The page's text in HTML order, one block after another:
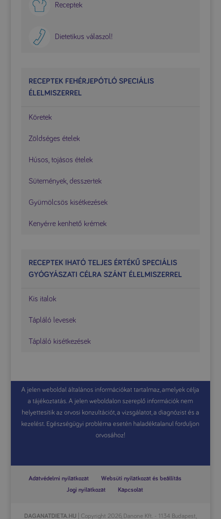
Receptek
Dietetikus válaszol!
RECEPTEK FEHÉRJEPÓTLÓ SPECIÁLIS
ÉLELMISZERREL
Köretek
Zöldséges ételek
Húsos, tojásos ételek
Sütemények, desszertek
Gyümölcsös kisétkezések
Kenyérre kenhető krémek
RECEPTEK IHATÓ TELJES ÉRTÉKŰ SPECIÁLIS
GYÓGYÁSZATI CÉLRA SZÁNT ÉLELMISZERREL
Kis italok
Tápláló levesek
Tápláló kisétkezések
A jelen weboldal általános információkat tartalmaz, amelyek célja
a tájékoztatás. A jelen weboldalon szereplő információk nem
helyettesítik az orvosi konzultációt, a vizsgálatot, a diagnózist és a
kezelést. Egészségügyi probléma esetén haladéktalanul forduljon
orvosához!
Adatvédelmi nyilatkozat
Websüti nyilatkozat és beállítás
Jogi nyilatkozat
Kapcsolat
DAGANATDIETA.HU | Copyright 2026, Danone Kft. - 1134 Budapest,